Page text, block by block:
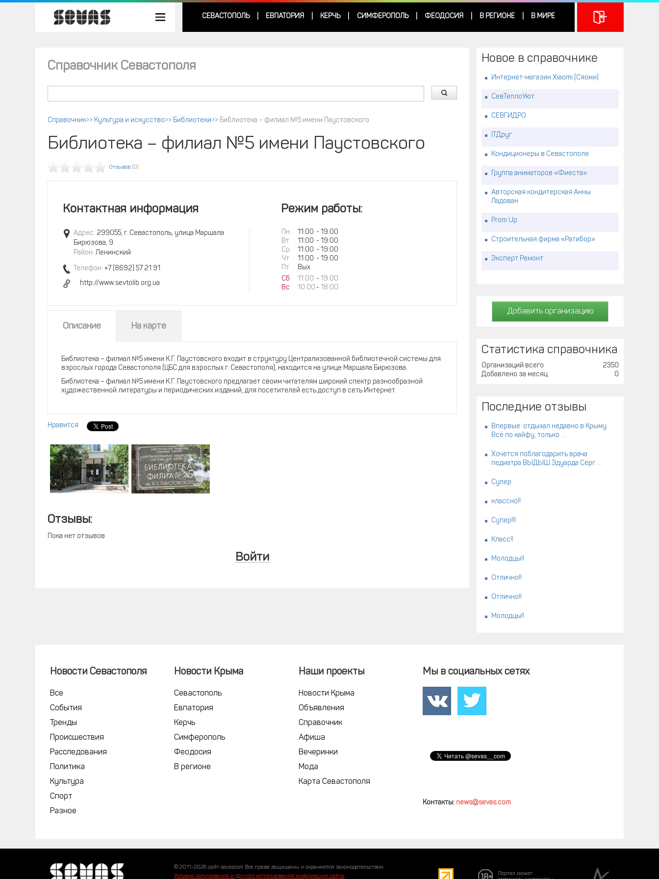
СЕВАСТОПОЛЬ ЕВПАТОРИЯ КЕРЧЬ СИМФЕРОПОЛЬ ФЕОДОСИЯ В РЕГИОНЕ В МИРЕ
Справочник Севастополя
Справочник>> Культура и искусство>> Библиотеки>> Библиотека – филиал №5 имени Паустовского
Библиотека – филиал №5 имени Паустовского
Отзывов (0)
Контактная информация
Адрес: 299055, г. Севастополь, улица Маршала
Бирюзова, 9
Район: Ленинский
Телефон: +7 (8692) 57 21 91
http://www.sevtolib.org.ua
Режим работы:
Пн 11:00 - 19:00
Вт
11:00 - 19:00
Ср
11:00 - 19:00
Чт
11:00 - 19:00
Пт
Вых
Сб
11:00 - 19:00
Вс
10:00 - 18:00
Описание На карте
Библиотека – филиал №5 имени К.Г. Паустовского входит в структуру Централизованной библиотечной системы для
взрослых города Севастополя (ЦБС для взрослых г. Севастополя), находится на улице Маршала Бирюзова.
Библиотека – филиал №5 имени К.Г. Паустовского предлагает своим читателям широкий спектр разнообразной
художественной литературы и периодических изданий, для посетителей есть доступ в сеть Интернет.
Нравится
Отзывы:
Пока нет отзывов
Войти
Новое в справочнике
Интернет-магазин Xiaomi (Сяоми)
СевТеплоУют
СЕВГИДРО
ITДруг
Кондиционеры в Севастополе
Группа аниматоров «Фиеста»
Авторская кондитерская Анны
Ладован
Prom Up
Строительная фирма «Ратибор»
Эксперт Ремонт
Добавить организацию
Статистика справочника
2350
Организаций всего
0
Добавлено за месяц
Последние отзывы
Впервые отдыхал недавно в Крыму.
Всё по кайфу, только ...
Хочется поблагодарить врача
педиатра ВЫДЫШ Эдуарда Серг ...
Супер
классно!!
Супер!!!
Класс!!
Молодцы!!
Отлично!!
Отлично!!
Молодцы!!
Новости Севастополя
Все
События
Тренды
Происшествия
Расследования
Политика
Культура
Спорт
Разное
Новости Крыма
Севастополь
Евпатория
Керчь
Симферополь
Феодосия
В регионе
Наши проекты
Новости Крыма
Объявления
Справочник
Афиша
Вечеринки
Мода
Карта Севастополя
Мы в социальных сетях
Контакты: news@sevas.com
© 2011-2026 сайт sevascom Все права защищены и охраняются законодательством.
Условия копирования и другого использования информации сайта.
Портал может